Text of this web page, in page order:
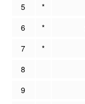
5
*
6
*
7
*
8
9